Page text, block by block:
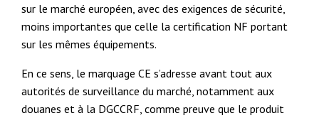
sur le marché européen, avec des exigences de sécurité,
moins importantes que celle la certification NF portant
sur les mêmes équipements.
En ce sens, le marquage CE s’adresse avant tout aux
autorités de surveillance du marché, notamment aux
douanes et à la DGCCRF, comme preuve que le produit